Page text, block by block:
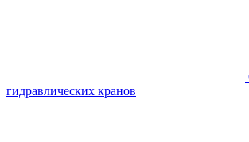
гидравлических кранов